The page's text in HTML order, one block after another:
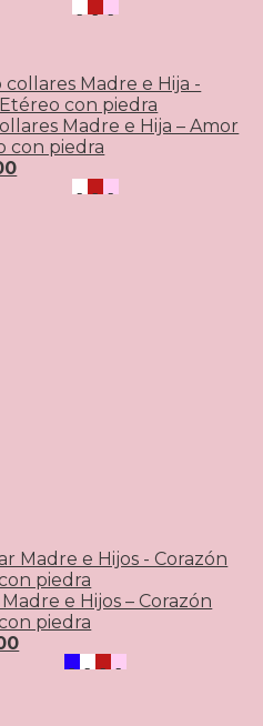
Madre e Hija – Amor
con piedra
e Hijos – Corazón
piedra